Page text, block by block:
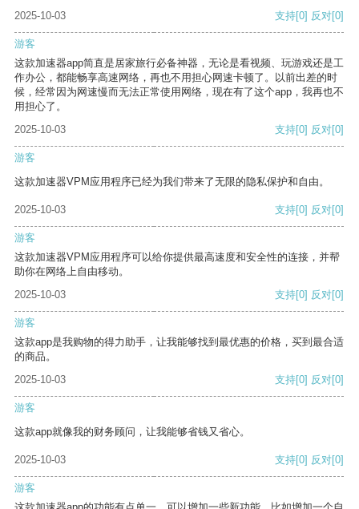
2025-10-03
支持[0] 反对[0]
游客
这款加速器app简直是居家旅行必备神器，无论是看视频、玩游戏还是工
作办公，都能畅享高速网络，再也不用担心网速卡顿了。以前出差的时
候，经常因为网速慢而无法正常使用网络，现在有了这个app，我再也不
用担心了。
2025-10-03
支持[0] 反对[0]
游客
这款加速器VPM应用程序已经为我们带来了无限的隐私保护和自由。
2025-10-03 支持[0] 反对[0]
游客
这款加速器VPM应用程序可以给你提供最高速度和安全性的连接，并帮
助你在网络上自由移动。
2025-10-03
支持[0] 反对[0]
游客
这款app是我购物的得力助手，让我能够找到最优惠的价格，买到最合适
的商品。
2025-10-03
支持[0] 反对[0]
游客
这款app就像我的财务顾问，让我能够省钱又省心。
2025-10-03 支持[0] 反对[0]
游客